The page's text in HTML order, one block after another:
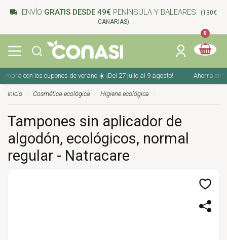
ENVÍO GRATIS DESDE 49€ PENÍNSULA Y BALEARES
(130€
CANARIAS)
0
con los cupones de verano ☀️ ¡Del 27 julio al 9 agosto! Ahorra en tu
Inicio Cosmética ecológica Higiene ecológica
Tampones sin aplicador de
algodón, ecológicos, normal
regular - Natracare